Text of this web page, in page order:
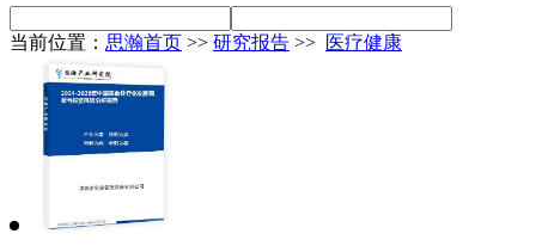
当前位置： 思瀚首页 >> 研究报告 >> 医疗健康